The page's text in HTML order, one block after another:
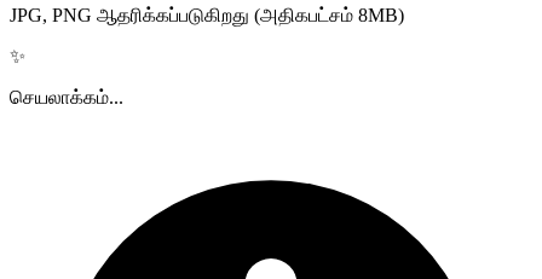
JPG, PNG ஆதரிக்கப்படுகிறது (அதிகபட்சம் 8MB)
✨
செயலாக்கம்...